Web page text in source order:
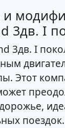
3дв. I
3дв. I
Этот
поездок.